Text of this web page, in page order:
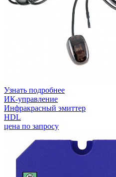
Узнать подробнее
ИК-управление
Инфракрасный эмиттер
HDL
цена по запросу